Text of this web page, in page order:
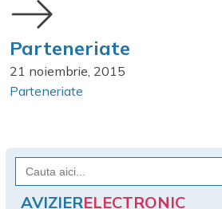
Parteneriate
21 noiembrie, 2015
Parteneriate
Search
for:
AVIZIERELECTRONIC